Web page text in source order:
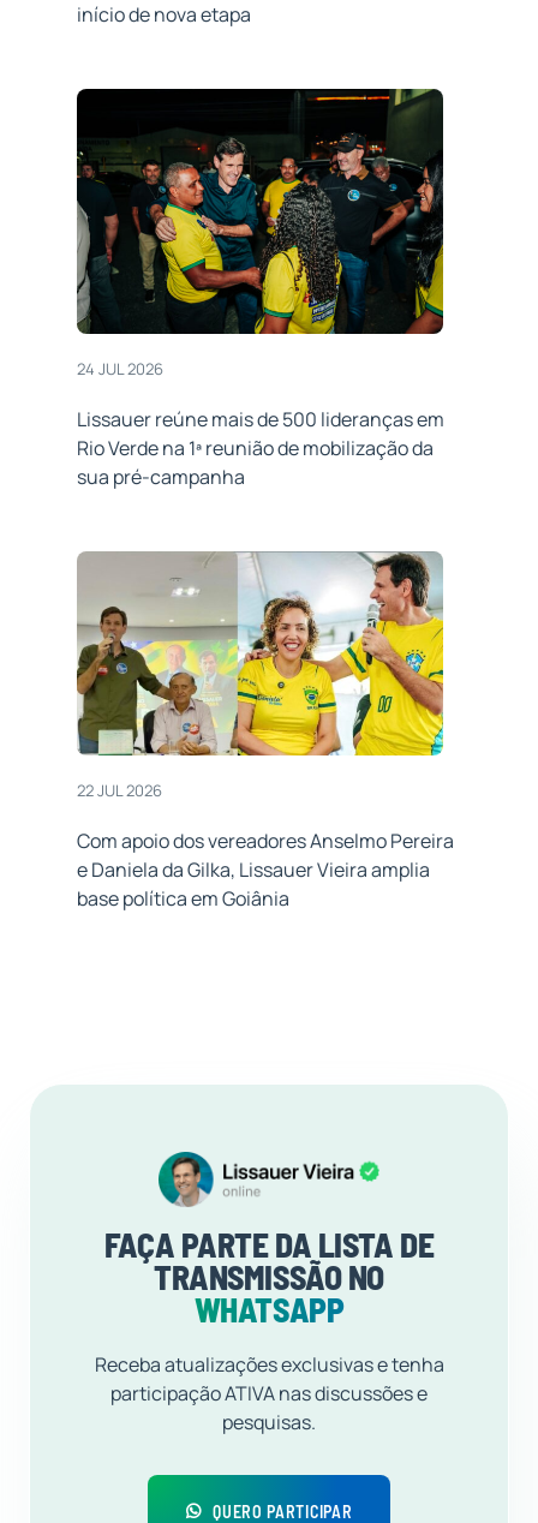
início de nova etapa
24 JUL 2026
Lissauer reúne mais de 500 lideranças em
Rio Verde na 1ª reunião de mobilização da
sua pré-campanha
22 JUL 2026
Com apoio dos vereadores Anselmo Pereira
e Daniela da Gilka, Lissauer Vieira amplia
base política em Goiânia
FAÇA PARTE DA LISTA DE
TRANSMISSÃO NO
WHATSAPP
Receba atualizações exclusivas e tenha
participação ATIVA nas discussões e
pesquisas.
QUERO PARTICIPAR